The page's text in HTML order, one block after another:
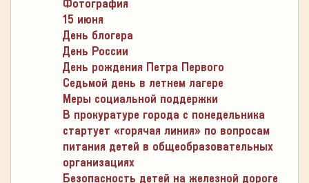
Фотография
15 июня
День блогера
День России
День рождения Петра Первого
Седьмой день в летнем лагере
Меры социальной поддержки
В прокуратуре города с понедельника
стартует «горячая линия» по вопросам
питания детей в общеобразовательных
организациях
Безопасность детей на железной дороге